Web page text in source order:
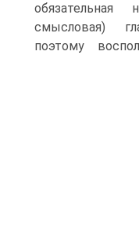
обязательная
смысловая)
поэтому